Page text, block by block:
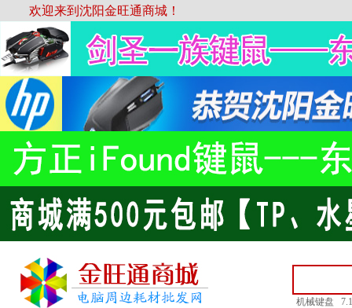
欢迎来到沈阳金旺通商城！
机械键盘